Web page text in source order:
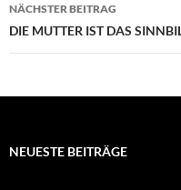
NÄCHSTER BEITRAG
DIE MUTTER IST DAS
NEUESTE BEITRÄGE